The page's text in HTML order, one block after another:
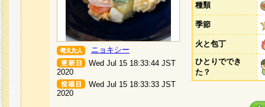
ニョキシー
Wed Jul 15 18:33:44 JST
2020
Wed Jul 15 18:33:33 JST
2020
種類
季節
火と包丁
ひとりででき
た？